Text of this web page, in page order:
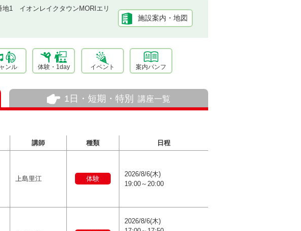
地1 イオンレイクタウンMORIエリ
施設案内・地図
ンル 体験・1day イベント 案内パンフ
1日・短期・特別 講座一覧
講師 種類 日程
上島里江 体験
2026/8/6(木)
19:00～20:00
2026/8/6(木)